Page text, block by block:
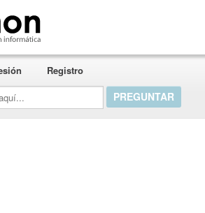
Registro